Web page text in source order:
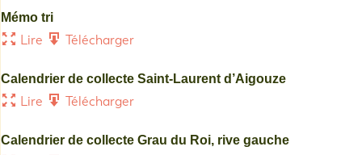
Mémo tri
Lire Télécharger
Calendrier de collecte Saint-Laurent d’Aigouze
Lire Télécharger
Calendrier de collecte Grau du Roi, rive gauche